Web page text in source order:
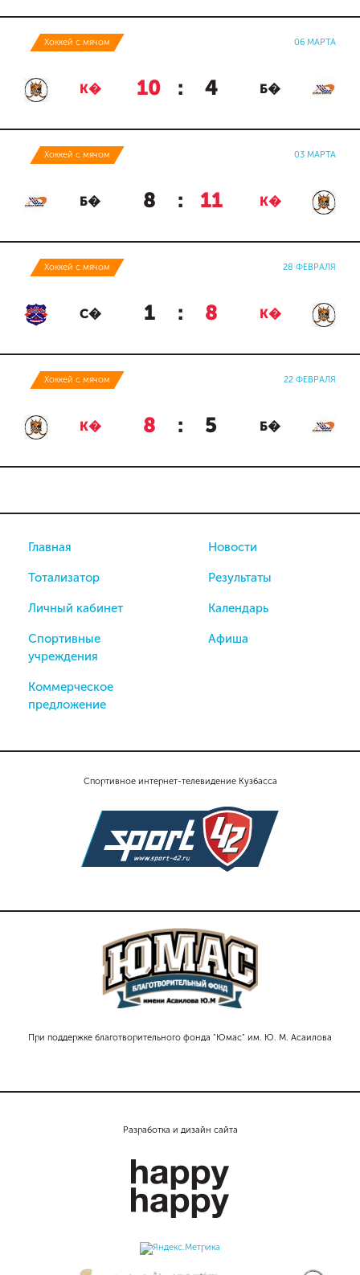
Хоккей с мячом 06 МАРТА
К� 10 : 4 Б�
Хоккей с мячом 03 МАРТА
Б� 8 : 11 К�
Хоккей с мячом 28 ФЕВРАЛЯ
С� 1 : 8 К�
Хоккей с мячом 22 ФЕВРАЛЯ
К� 8 : 5 Б�
Спортивное интернет-телевидение Кузбасса
При поддержке благотворительного фонда "Юмас" им. Ю. М. Асаилова
Главная
Тотализатор
Личный кабинет
Спортивные
учреждения
Коммерческое
предложение
Новости
Результаты
Календарь
Афиша
Разработка и дизайн сайта